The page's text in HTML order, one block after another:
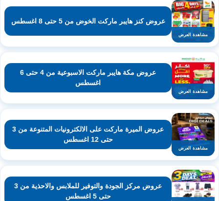
مشاهدة العرض
عروض كنز هايبر ماركت الخوض من 5 حتى 8 اغسطس
مشاهدة العرض
عروض مكة هايبر ماركت الاسبوعية من 4 حتى 6
اغسطس
مشاهدة العرض
عروض الميرة ماركت على الالكترونيات المتنوعة من 3
حتى 12 اغسطس
عروض مركز الجودة والتوفير للملابس والاحذية من 3
حتى 5 اغسطس